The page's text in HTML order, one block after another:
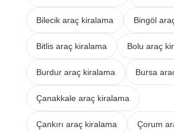
Bilecik araç kiralama Bingöl
Bitlis araç kiralama Bolu araç
Burdur araç kiralama Bursa
Çanakkale araç kiralama
Çankırı araç kiralama Çorum